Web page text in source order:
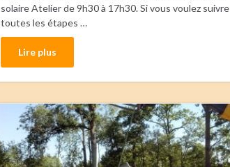
solaire Atelier de 9h30 à 17h30. Si vous voulez suivre
toutes les étapes …
Lire plus